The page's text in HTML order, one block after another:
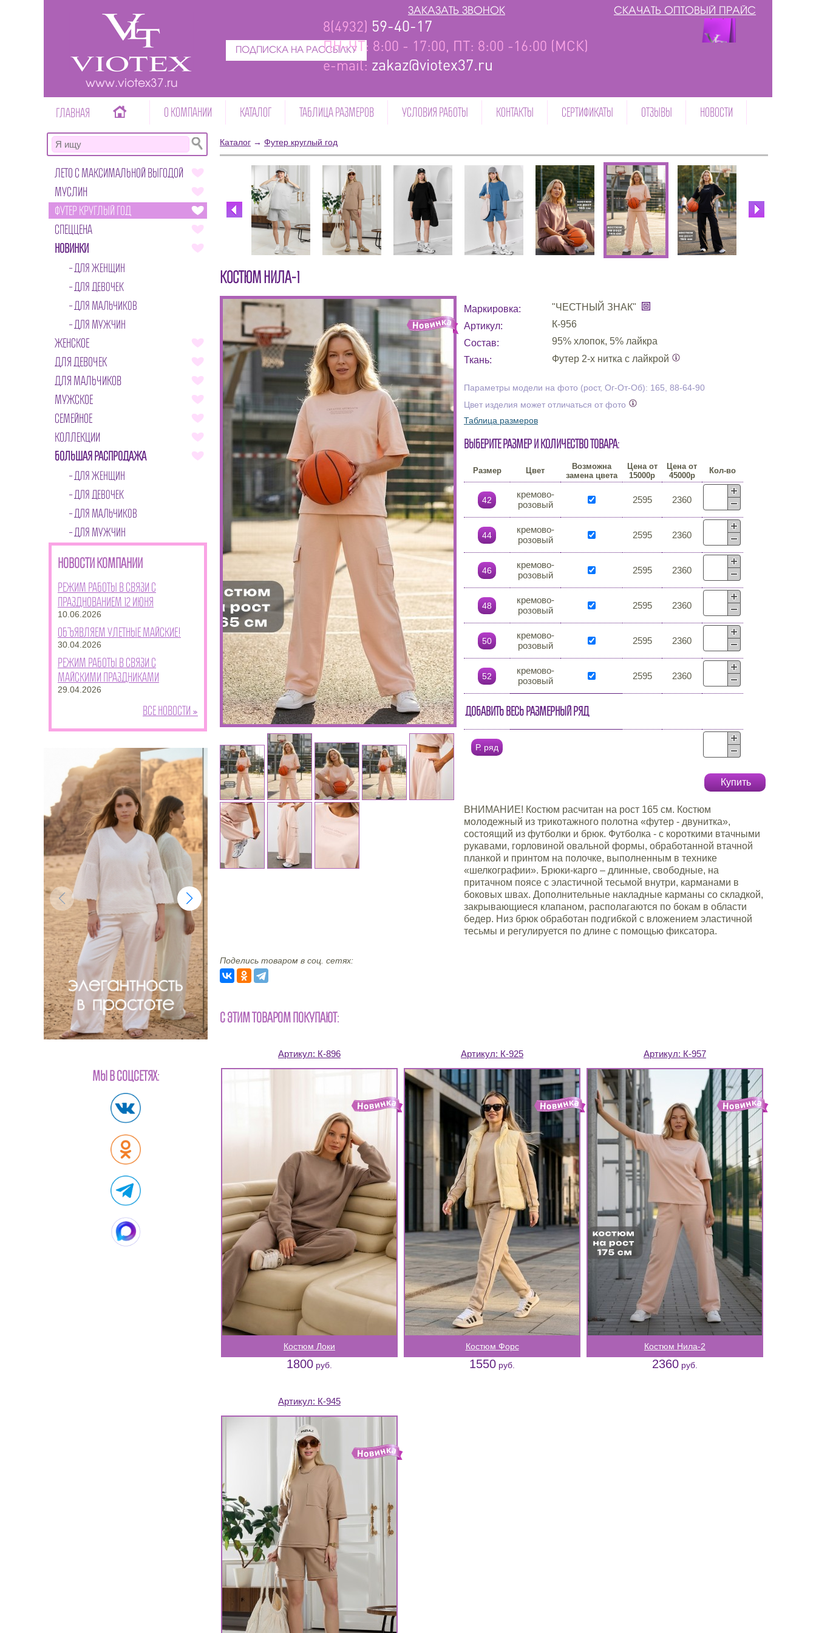
www.viotex37.ru
ПОДПИСКА НА РАССЫЛКУ
8(4932) 59-40-17
ПН-ЧТ: 8:00 - 17:00, ПТ: 8:00 -16:00 (МСК)
e-mail: zakaz@viotex37.ru
СКАЧАТЬ ОПТОВЫЙ ПРАЙС
ЗАКАЗАТЬ ЗВОНОК
ГЛАВНАЯ О КОМПАНИИ КАТАЛОГ ТАБЛИЦА РАЗМЕРОВ УСЛОВИЯ РАБОТЫ КОНТАКТЫ СЕРТИФИКАТЫ ОТЗЫВЫ НОВОСТИ
ЛЕТО С МАКСИМАЛЬНОЙ ВЫГОДОЙ
МУСЛИН
ФУТЕР КРУГЛЫЙ ГОД
СПЕЦЦЕНА
НОВИНКИ
ДЛЯ ЖЕНЩИН
ДЛЯ ДЕВОЧЕК
ДЛЯ МАЛЬЧИКОВ
ДЛЯ МУЖЧИН
ЖЕНСКОЕ
ДЛЯ ДЕВОЧЕК
ДЛЯ МАЛЬЧИКОВ
МУЖСКОЕ
СЕМЕЙНОЕ
КОЛЛЕКЦИИ
БОЛЬШАЯ РАСПРОДАЖА
ДЛЯ ЖЕНЩИН
ДЛЯ ДЕВОЧЕК
ДЛЯ МАЛЬЧИКОВ
ДЛЯ МУЖЧИН
НОВОСТИ КОМПАНИИ
Режим работы в связи с
празднованием 12 июня
10.06.2026
Объявляем улетные майские!
30.04.2026
Режим работы в связи с
майскими праздниками
29.04.2026
Все новости »
МЫ В СОЦСЕТЯХ:
Каталог → Футер круглый год
КОСТЮМ НИЛА-1
Маркировка:
"ЧЕСТНЫЙ ЗНАК"
Артикул:
К-956
Состав:
95% хлопок, 5% лайкра
Ткань:
Футер 2-х нитка с лайкрой
Параметры модели на фото (рост, Ог-От-Об): 165, 88-64-90
Цвет изделия может отличаться от фото
Таблица размеров
Выберите размер и количество товара:
Размер Цвет
Возможна
замена цвета
Цена от
15000р
Цена от
45000р
Кол-во
42
кремово-
розовый
2595 2360
44
кремово-
розовый
2595 2360
46
кремово-
розовый
2595 2360
48
кремово-
розовый
2595 2360
50
кремово-
розовый
2595 2360
52
кремово-
розовый
2595 2360
Добавить весь размерный ряд
Р. ряд
Купить
ВНИМАНИЕ! Костюм расчитан на рост 165 см. Костюм
молодежный из трикотажного полотна «футер - двунитка»,
состоящий из футболки и брюк. Футболка - с короткими втачными
рукавами, горловиной овальной формы, обработанной втачной
планкой и принтом на полочке, выполненным в технике
«шелкографии». Брюки-карго – длинные, свободные, на
притачном поясе с эластичной тесьмой внутри, карманами в
боковых швах. Дополнительные накладные карманы со складкой,
закрывающиеся клапаном, располагаются по бокам в области
бедер. Низ брюк обработан подгибкой с вложением эластичной
тесьмы и регулируется по длине с помощью фиксатора.
Поделись товаром в соц. сетях:
С ЭТИМ ТОВАРОМ ПОКУПАЮТ:
Артикул: К-896
Костюм Локи
1800 руб.
Артикул: К-925
Костюм Форс
1550 руб.
Артикул: К-957
Костюм Нила-2
2360 руб.
Артикул: К-945